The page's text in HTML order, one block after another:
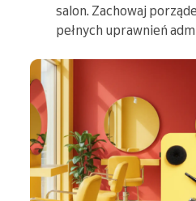
salon. Zachowaj
pełnych uprawnień